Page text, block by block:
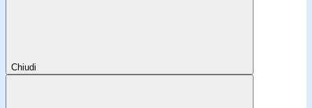
Chiudi